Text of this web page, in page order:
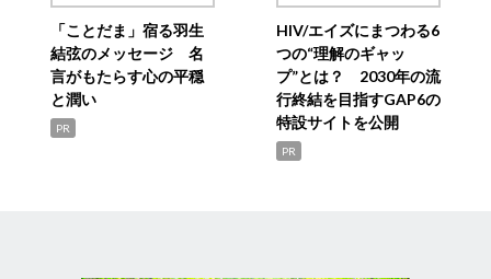
「ことだま」宿る羽生
結弦のメッセージ 名
言がもたらす心の平穏
と潤い
PR
HIV/エイズにまつわる6
つの“理解のギャッ
プ”とは？ 2030年の流
行終結を目指すGAP6の
特設サイトを公開
PR